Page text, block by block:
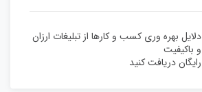
دلایل بهره وری کسب و کارها از تبلیغات ارزان
و باکیفیت
رایگان دریافت کنید